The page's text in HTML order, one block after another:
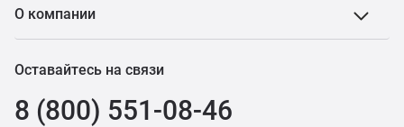
О компании
Оставайтесь на связи
8 (800) 551-08-46